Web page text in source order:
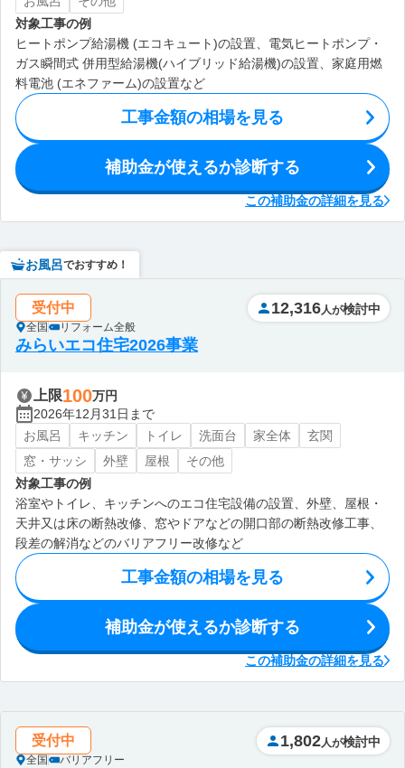
対象工事の例
ヒートポンプ給湯機 (エコキュート)の設置、電気ヒートポンプ・
ガス瞬間式 併用型給湯機(ハイブリッド給湯機)の設置、家庭用燃
料電池 (エネファーム)の設置など
工事金額の相場を見る
補助金が使えるか診断する
この補助金の詳細を見る
お風呂でおすすめ！
受付中
全国 リフォーム全般
12,316 人が検討中
みらいエコ住宅2026事業
上限100万円
2026年12月31日まで
お風呂
キッチン トイレ 洗面台 家全体
玄関
窓・サッシ
外壁 屋根
その他
対象工事の例
浴室やトイレ、キッチンへのエコ住宅設備の設置、外壁、屋根・
天井又は床の断熱改修、窓やドアなどの開口部の断熱改修工事、
段差の解消などのバリアフリー改修など
工事金額の相場を見る
補助金が使えるか診断する
この補助金の詳細を見る
受付中
全国 バリアフリー
1,802 人が検討中